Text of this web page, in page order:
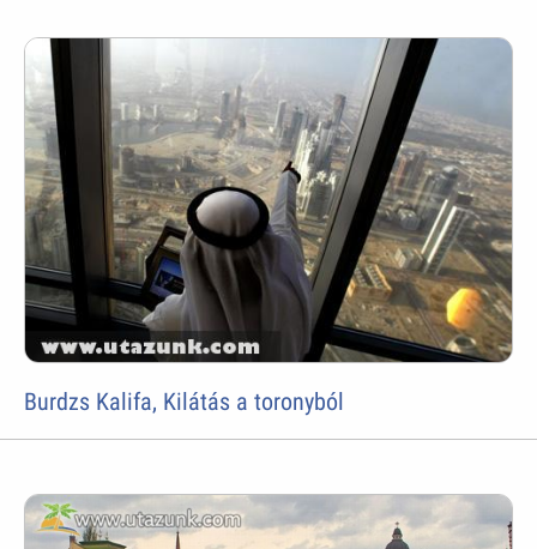
Burdzs Kalifa, Kilátás a toronyból